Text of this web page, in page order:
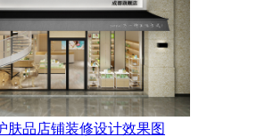
肤品店铺装修设计效果图